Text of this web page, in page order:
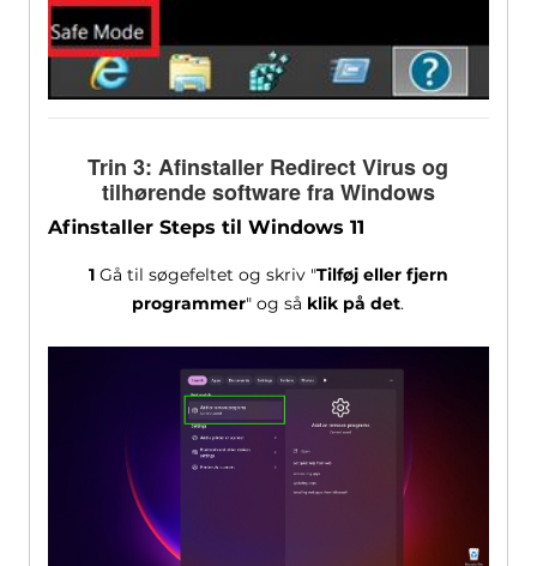
Trin 3: Afinstaller Redirect Virus og
tilhørende software fra Windows
Afinstaller Steps til Windows 11
1Gå til søgefeltet og skriv "Tilføj eller fjern
programmer" og så klik på det.